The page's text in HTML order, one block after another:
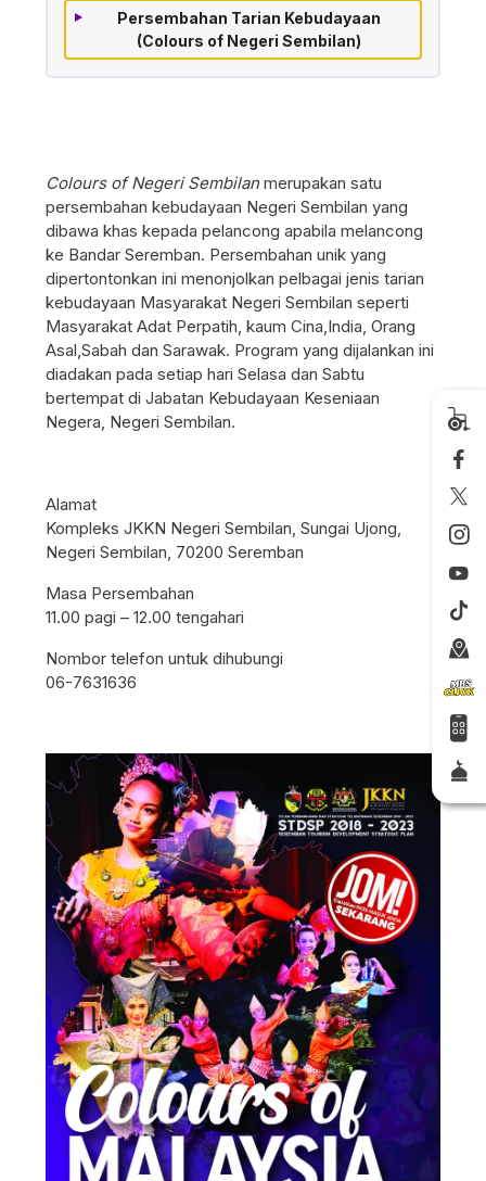
Persembahan Tarian Kebudayaan
(Colours of Negeri Sembilan)
Colours of Negeri Sembilan merupakan satu
persembahan kebudayaan Negeri Sembilan yang
dibawa khas kepada pelancong apabila melancong
ke Bandar Seremban. Persembahan unik yang
dipertontonkan ini menonjolkan pelbagai jenis tarian
kebudayaan Masyarakat Negeri Sembilan seperti
Masyarakat Adat Perpatih, kaum Cina,India, Orang
Asal,Sabah dan Sarawak. Program yang dijalankan ini
diadakan pada setiap hari Selasa dan Sabtu
bertempat di Jabatan Kebudayaan Keseniaan
Negera, Negeri Sembilan.
Alamat
Kompleks JKKN Negeri Sembilan, Sungai Ujong,
Negeri Sembilan, 70200 Seremban
Masa Persembahan
11.00 pagi – 12.00 tengahari
Nombor telefon untuk dihubungi
06-7631636